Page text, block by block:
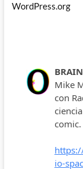
WordPress.org